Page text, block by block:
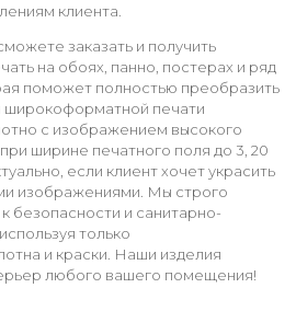
клиента.
заказать и получить
на обоях, панно, постерах и ряд
поможет полностью преобразить
печати
с изображением высокого
ширине печатного поля до 3, 20
если клиент хочет украсить
изображениями. Мы строго
безопасности и санитарно-
только
и краски. Наши изделия
любого вашего помещения!